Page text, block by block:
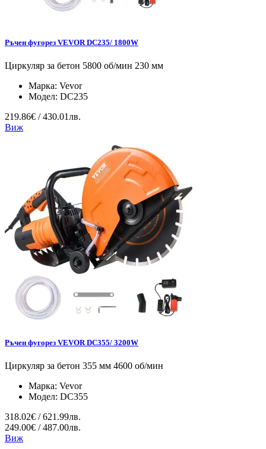
Ръчен фугорез VEVOR DC235/ 1800W
Циркуляр за бетон 5800 об/мин 230 мм
Марка: Vevor
Модел: DC235
219.86€ / 430.01лв.
Виж
Ръчен фугорез VEVOR DC355/ 3200W
Циркуляр за бетон 355 мм 4600 об/мин
Марка: Vevor
Модел: DC355
318.02€ / 621.99лв.
249.00€ / 487.00лв.
Виж